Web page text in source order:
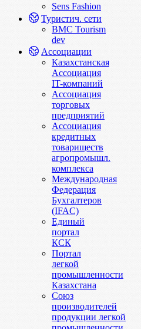
Sens Fashion
Туристич. сети
BMC Tourism
dev
Ассоциации
Казахстанская
Ассоциация
IT-компаний
Ассоциация
торговых
предприятий
Ассоциация
кредитных
товариществ
агропромышл.
комплекса
Международная
Федерация
Бухгалтеров
(IFAC)
Единый
портал
КСК
Портал
легкой
промышленности
Казахстана
Союз
производителей
продукции легкой